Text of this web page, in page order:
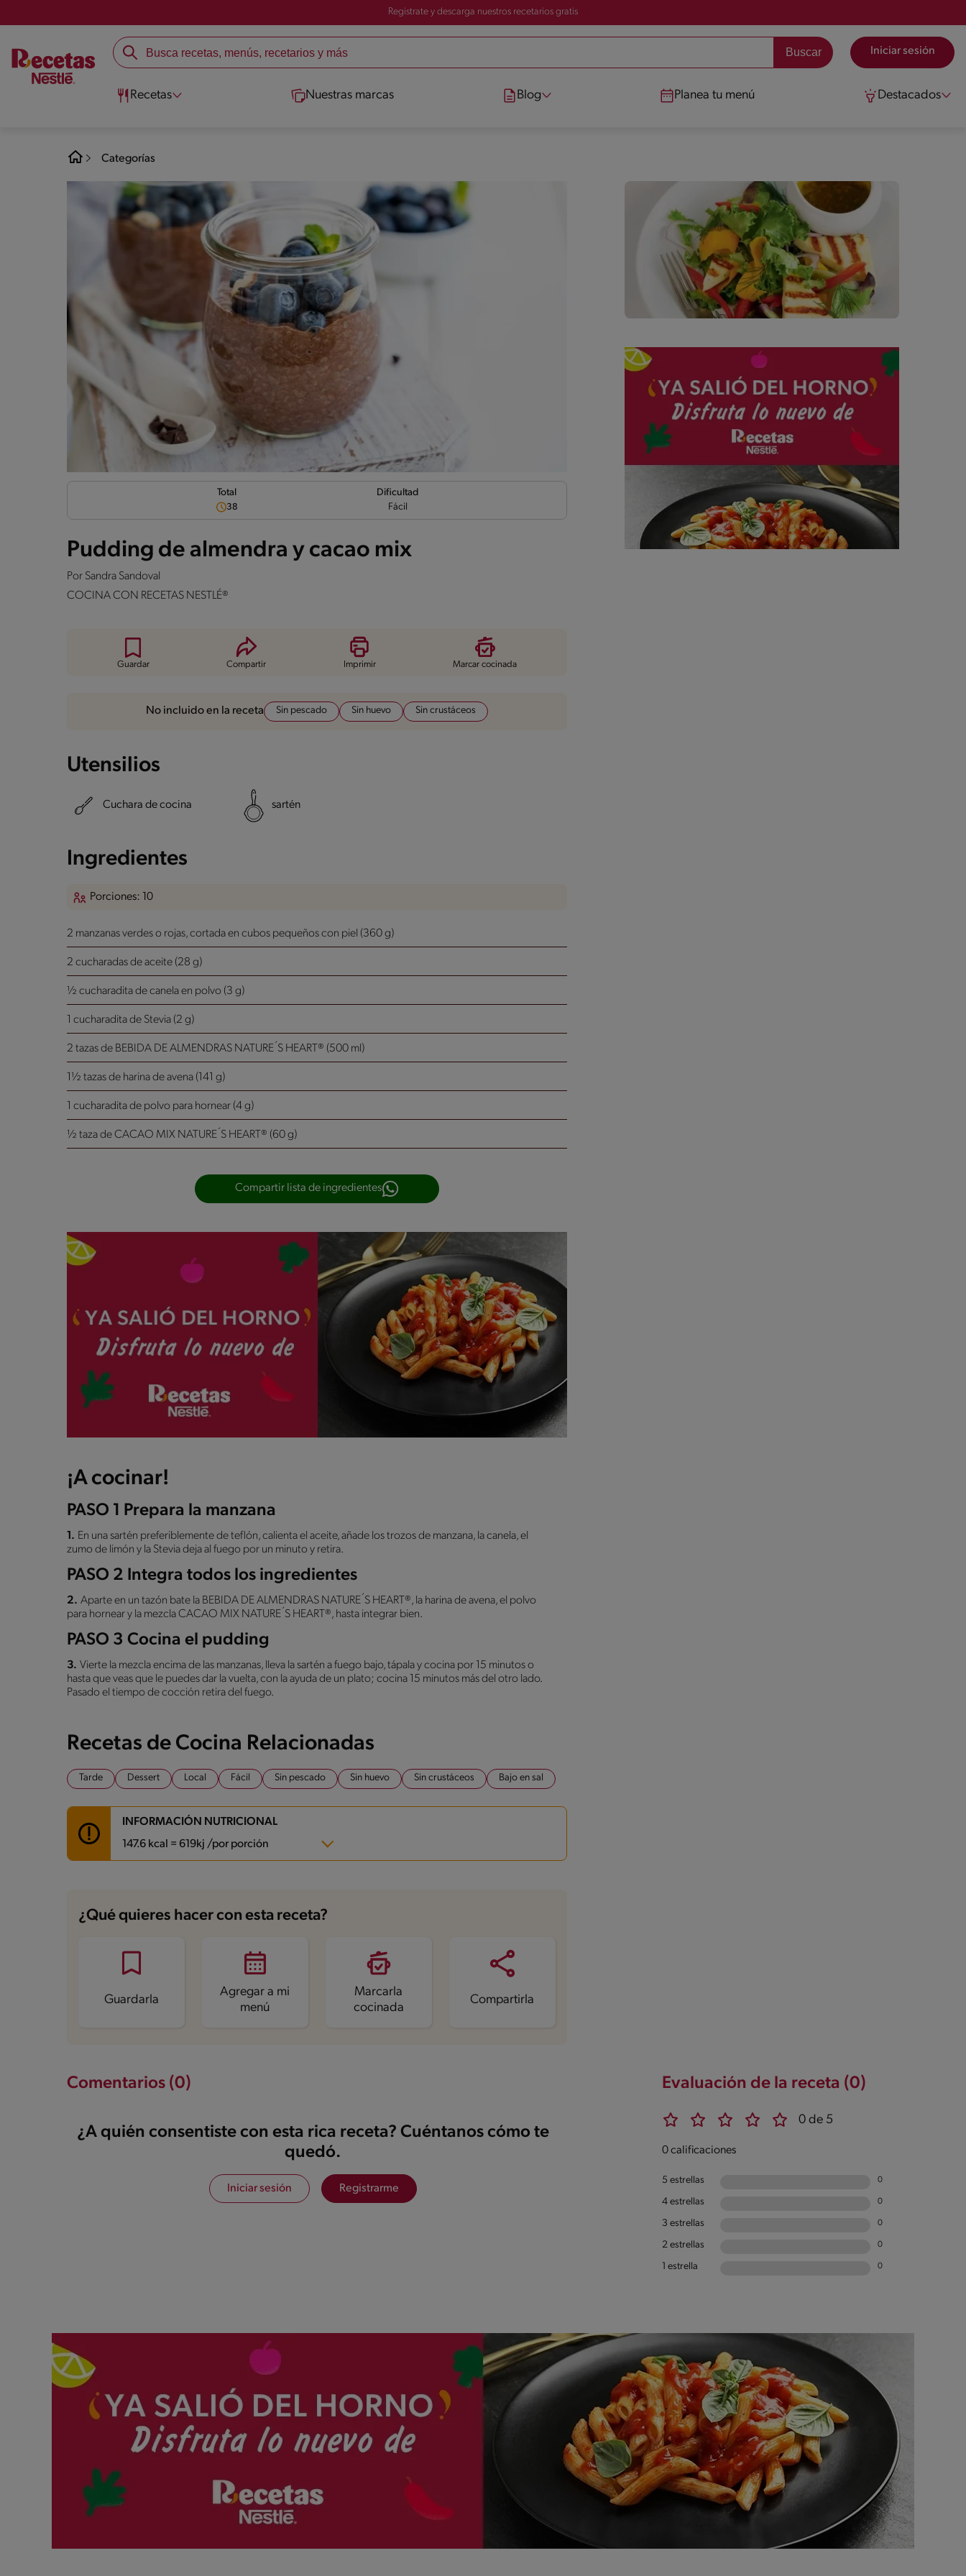
Registrate y descarga nuestros recetarios gratis
Iniciar sesión
Recetas Nuestras marcas Blog Planea tu menú Destacados
Categorías
Total
38
Dificultad
Fácil
Pudding de almendra y cacao mix
Por Sandra Sandoval
COCINA CON RECETAS NESTLÉ®
Guardar Compartir Imprimir Marcar cocinada
No incluido en la receta Sin pescado Sin huevo Sin crustáceos
Utensilios
Cuchara de cocina sartén
Ingredientes
Porciones: 10
2 manzanas verdes o rojas, cortada en cubos pequeños con piel (360 g)
2 cucharadas de aceite (28 g)
½ cucharadita de canela en polvo (3 g)
1 cucharadita de Stevia (2 g)
2 tazas de BEBIDA DE ALMENDRAS NATURE´S HEART® (500 ml)
1½ tazas de harina de avena (141 g)
1 cucharadita de polvo para hornear (4 g)
½ taza de CACAO MIX NATURE´S HEART® (60 g)
Compartir lista de ingredientes
¡A cocinar!
PASO 1 Prepara la manzana
1. En una sartén preferiblemente de teflón, calienta el aceite, añade los trozos de manzana, la canela, el
zumo de limón y la Stevia deja al fuego por un minuto y retira.
PASO 2 Integra todos los ingredientes
2. Aparte en un tazón bate la BEBIDA DE ALMENDRAS NATURE´S HEART®, la harina de avena, el polvo
para hornear y la mezcla CACAO MIX NATURE´S HEART®, hasta integrar bien.
PASO 3 Cocina el pudding
3. Vierte la mezcla encima de las manzanas, lleva la sartén a fuego bajo, tápala y cocina por 15 minutos o
hasta que veas que le puedes dar la vuelta, con la ayuda de un plato; cocina 15 minutos más del otro lado.
Pasado el tiempo de cocción retira del fuego.
Recetas de Cocina Relacionadas
Tarde Dessert Local Fácil Sin pescado Sin huevo Sin crustáceos Bajo en sal
INFORMACIÓN NUTRICIONAL
147.6 kcal = 619kj /por porción
Energía
147.6 kcal
Grasas 7.9 g
Sodio
¿Qué quieres hacer con esta receta?
Guardarla
Agregar a mi
menú
Marcarla
cocinada
Compartirla
Evaluación de la receta (0)
0 de 5
0 calificaciones
5 estrellas 0
4 estrellas 0
3 estrellas 0
2 estrellas 0
1 estrella 0
Comentarios (0)
¿A quién consentiste con esta rica receta? Cuéntanos cómo te
quedó.
Iniciar sesión Registrarme